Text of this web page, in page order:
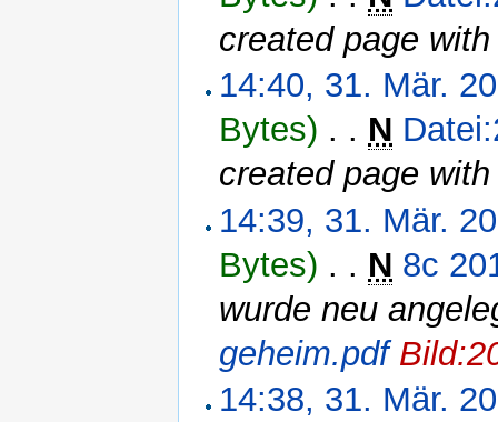
created page
14:40, 31. Mär.
Bytes) . . N
created page
14:39, 31. Mär.
Bytes) . . N 8c
wurde neu
geheim.pdf
14:38, 31. Mär.